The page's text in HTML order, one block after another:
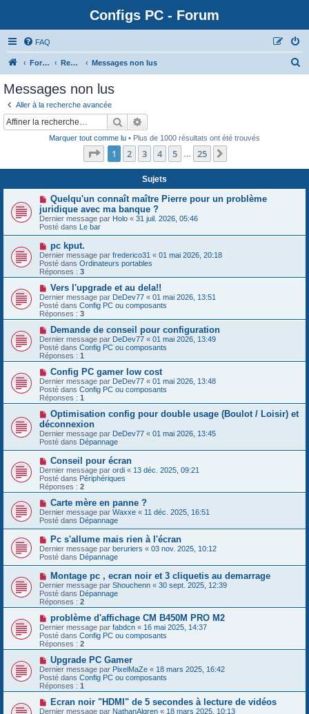
Configs PC - Forum
FAQ
Forum Rechercher Messages non lus
Messages non lus
Aller à la recherche avancée
Rechercher
Marquer tout comme lu • Plus de 1000 résultats ont été trouvés
Page 1sur25
1 2 3 4 5 25
Sujets
N
u
v
e
a
u
m
e
s
s
a
g
e
Quelqu'un connaît maître Pierre pour un problème
juridique avec ma banque ?
Dernier message par Holo « 31 juil. 2026, 05:46
Posté dans Le bar
N
o
u
v
e
a
m
e
s
s
a
g
e
pc kput.
Dernier message par frederico31 « 01 mai 2026, 20:18
Posté dans Ordinateurs portables
Réponses : 3
N
o
u
v
e
a
u
m
e
s
s
a
g
e
Vers l'upgrade et au dela!!
Dernier message par DeDev77 « 01 mai 2026, 13:51
Posté dans Config PC ou composants
Réponses : 3
N
o
u
v
e
a
m
e
s
s
a
g
e
Demande de conseil pour configuration
Dernier message par DeDev77 « 01 mai 2026, 13:49
Posté dans Config PC ou composants
Réponses : 1
N
o
u
v
e
a
u
m
e
s
s
a
g
e
Config PC gamer low cost
Dernier message par DeDev77 « 01 mai 2026, 13:48
Posté dans Config PC ou composants
Réponses : 1
N
o
u
v
e
a
u
m
e
s
s
a
g
e
Optimisation config pour double usage (Boulot / Loisir) et
déconnexion
Dernier message par DeDev77 « 01 mai 2026, 13:45
Posté dans Dépannage
N
o
u
v
e
a
m
e
s
a
g
e
Conseil pour écran
Dernier message par ordi « 13 déc. 2025, 09:21
Posté dans Périphériques
Réponses : 2
N
o
u
v
e
a
u
m
e
s
a
g
e
Carte mère en panne ?
Dernier message par Waxxe « 11 déc. 2025, 16:51
Posté dans Dépannage
N
o
u
v
e
a
u
m
e
a
g
e
Pc s'allume mais rien à l'écran
Dernier message par beruriers « 03 nov. 2025, 10:12
Posté dans Dépannage
N
o
u
v
e
a
u
m
e
s
s
a
g
e
Montage pc , ecran noir et 3 cliquetis au demarrage
Dernier message par Shouchenn « 30 sept. 2025, 12:39
Posté dans Dépannage
Réponses : 2
N
o
u
v
e
a
m
e
s
s
a
problème d'affichage CM B450M PRO M2
Dernier message par fabdcn « 16 mai 2025, 14:37
Posté dans Config PC ou composants
Réponses : 2
N
o
u
v
e
a
u
Upgrade PC Gamer
Dernier message par PixelMaZe « 18 mars 2025, 16:42
Posté dans Config PC ou composants
Réponses : 1
N
o
Ecran noir "HDMI" de 5 secondes à lecture de vidéos
Dernier message par NathanAlgren « 18 mars 2025, 10:13